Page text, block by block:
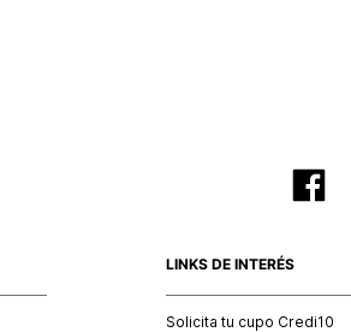
LINKS DE INTERÉS
Solicita tu cupo Credi10